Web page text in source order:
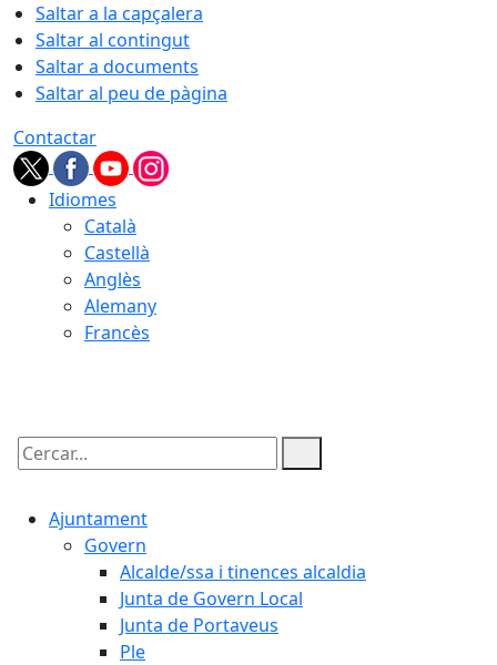
Saltar a la capçalera
Saltar al contingut
Saltar a documents
Saltar al peu de pàgina
Contactar
Idiomes
Català
Castellà
Anglès
Alemany
Francès
Cercar:
Ajuntament
Govern
Alcalde/ssa i tinences alcaldia
Junta de Govern Local
Junta de Portaveus
Ple